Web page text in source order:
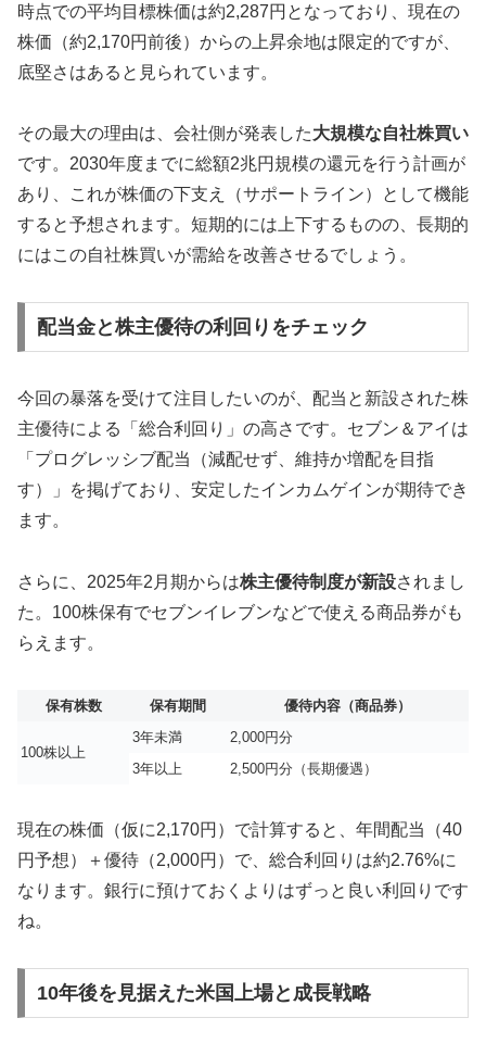
時点での平均目標株価は約2,287円となっており、現在の
株価（約2,170円前後）からの上昇余地は限定的ですが、
底堅さはあると見られています。
その最大の理由は、会社側が発表した大規模な自社株買い
です。2030年度までに総額2兆円規模の還元を行う計画が
あり、これが株価の下支え（サポートライン）として機能
すると予想されます。短期的には上下するものの、長期的
にはこの自社株買いが需給を改善させるでしょう。
配当金と株主優待の利回りをチェック
今回の暴落を受けて注目したいのが、配当と新設された株
主優待による「総合利回り」の高さです。セブン＆アイは
「プログレッシブ配当（減配せず、維持か増配を目指
す）」を掲げており、安定したインカムゲインが期待でき
ます。
さらに、2025年2月期からは株主優待制度が新設されまし
た。100株保有でセブンイレブンなどで使える商品券がも
らえます。
保有株数 保有期間 優待内容（商品券）
100株以上
3年未満
2,000円分
3年以上
2,500円分（長期優遇）
現在の株価（仮に2,170円）で計算すると、年間配当（40
円予想）＋優待（2,000円）で、 総合利回りは約2.76%に
なります。銀行に預けておくよりはずっと良い利回りです
ね。
10年後を見据えた米国上場と成長戦略